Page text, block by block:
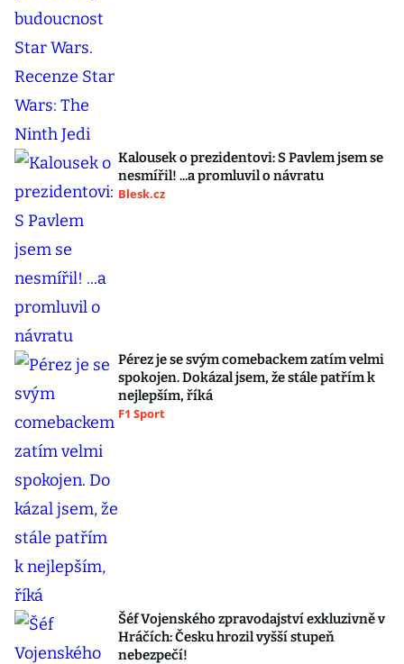
Kalousek o prezidentovi: S Pavlem jsem se
nesmířil! ...a promluvil o návratu
Blesk.cz
Pérez je se svým comebackem zatím velmi
spokojen. Dokázal jsem, že stále patřím k
nejlepším, říká
F1 Sport
Šéf Vojenského zpravodajství exkluzivně v
Hráčích: Česku hrozil vyšší stupeň
nebezpečí!